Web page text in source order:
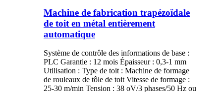
Machine de fabrication trapézoïdale
de toit en métal entièrement
automatique
Système de contrôle des informations de base :
PLC Garantie : 12 mois Épaisseur : 0,3-1 mm
Utilisation : Type de toit : Machine de formage
de rouleaux de tôle de toit Vitesse de formage :
25-30 m/min Tension : 38 oV/3 phases/50 Hz ou